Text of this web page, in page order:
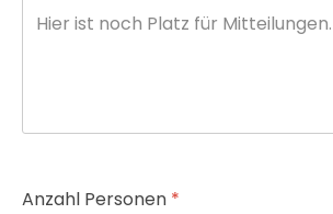
Anzahl Personen *